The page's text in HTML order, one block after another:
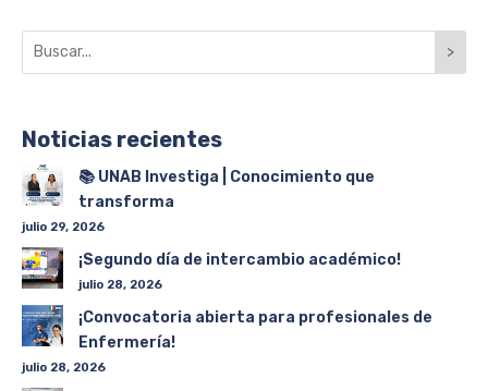
>
Noticias recientes
📚 UNAB Investiga | Conocimiento que
transforma
julio 29, 2026
¡Segundo día de intercambio académico!
julio 28, 2026
¡Convocatoria abierta para profesionales de
Enfermería!
julio 28, 2026